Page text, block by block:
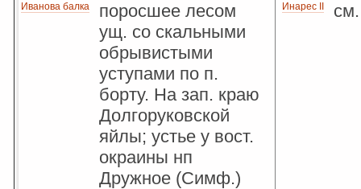
Иванова балка
поросшее лесом
ущ. со скальными
обрывистыми
уступами по п.
борту. На зап. краю
Долгоруковской
яйлы; устье у вост.
окраины нп
Дружное (Симф.)
Инарес II